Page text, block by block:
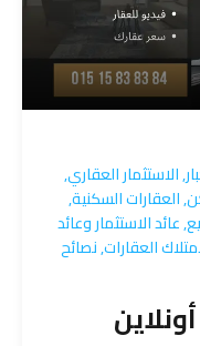
,الاستثمار العقاري,
,العقارات السكنية,
,عائد الاستثمار وعائد
العقارات,نصائح